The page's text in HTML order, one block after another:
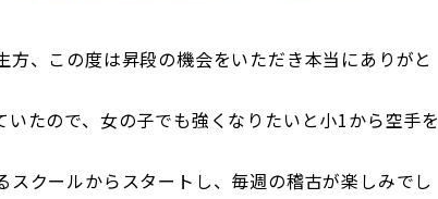
、この度は昇段の機会をいただき本当にありがと
たので、女の子でも強くなりたいと小1から空手を
クールからスタートし、毎週の稽古が楽しみでし